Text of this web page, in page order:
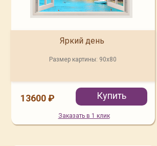
Яркий день
Размер картины: 90x80
13600 ₽ Купить
Заказать в 1 клик